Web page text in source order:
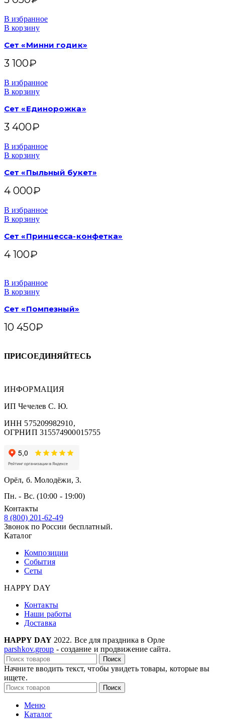
В избранное
В корзину
Сет «Минни годик»
3 100₽
В избранное
В корзину
Сет «Единорожка»
3 400₽
В избранное
В корзину
Сет «Пыльный букет»
4 000₽
В избранное
В корзину
Сет «Принцесса-конфетка»
4 100₽
В избранное
В корзину
Сет «Помпезный»
10 450₽
ПРИСОЕДИНЯЙТЕСЬ
ИНФОРМАЦИЯ
ИП Чечелев С. Ю.
ИНН 575209982910,
ОГРНИП 315574900015755
Орёл, б. Молодёжи, 3.
Пн. - Вс. (10:00 - 19:00)
Контакты
8 (800) 201-62-49
Звонок по России бесплатный.
Каталог
Композиции
События
Сеты
HAPPY DAY
Контакты
Наши работы
Доставка
HAPPY DAY 2022. Все для праздника в Орле
parshkov.group - создание и продвижение сайта.
Поиск
Начните вводить текст, чтобы увидеть товары, которые вы
ищете.
Поиск
Меню
Каталог